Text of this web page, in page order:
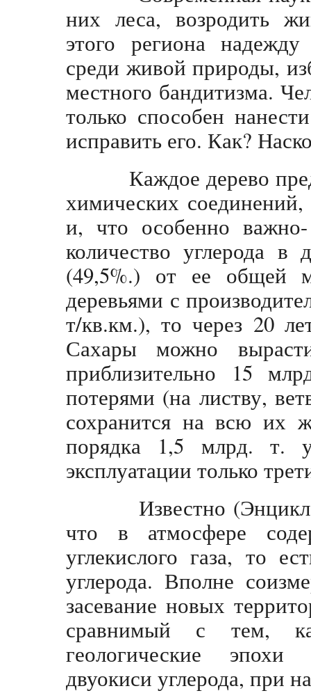
них леса, возродить
этого региона
среди живой природы,
местного бандитизма.
только способен
исправить его. Как?
Каждое дерево
химических соединений,
и, что особенно
количество углерода в
(49,5%.) от ее общей
деревьями с
т/кв.км.), то через 20
Сахары можно
приблизительно 15
потерями (на листву,
сохранится на всю их
порядка 1,5 млрд. т.
эксплуатации только
Известно
что в атмосфере
углекислого газа, то
углерода. Вполне
засевание новых
сравнимый с тем,
геологические
двуокиси углерода, при